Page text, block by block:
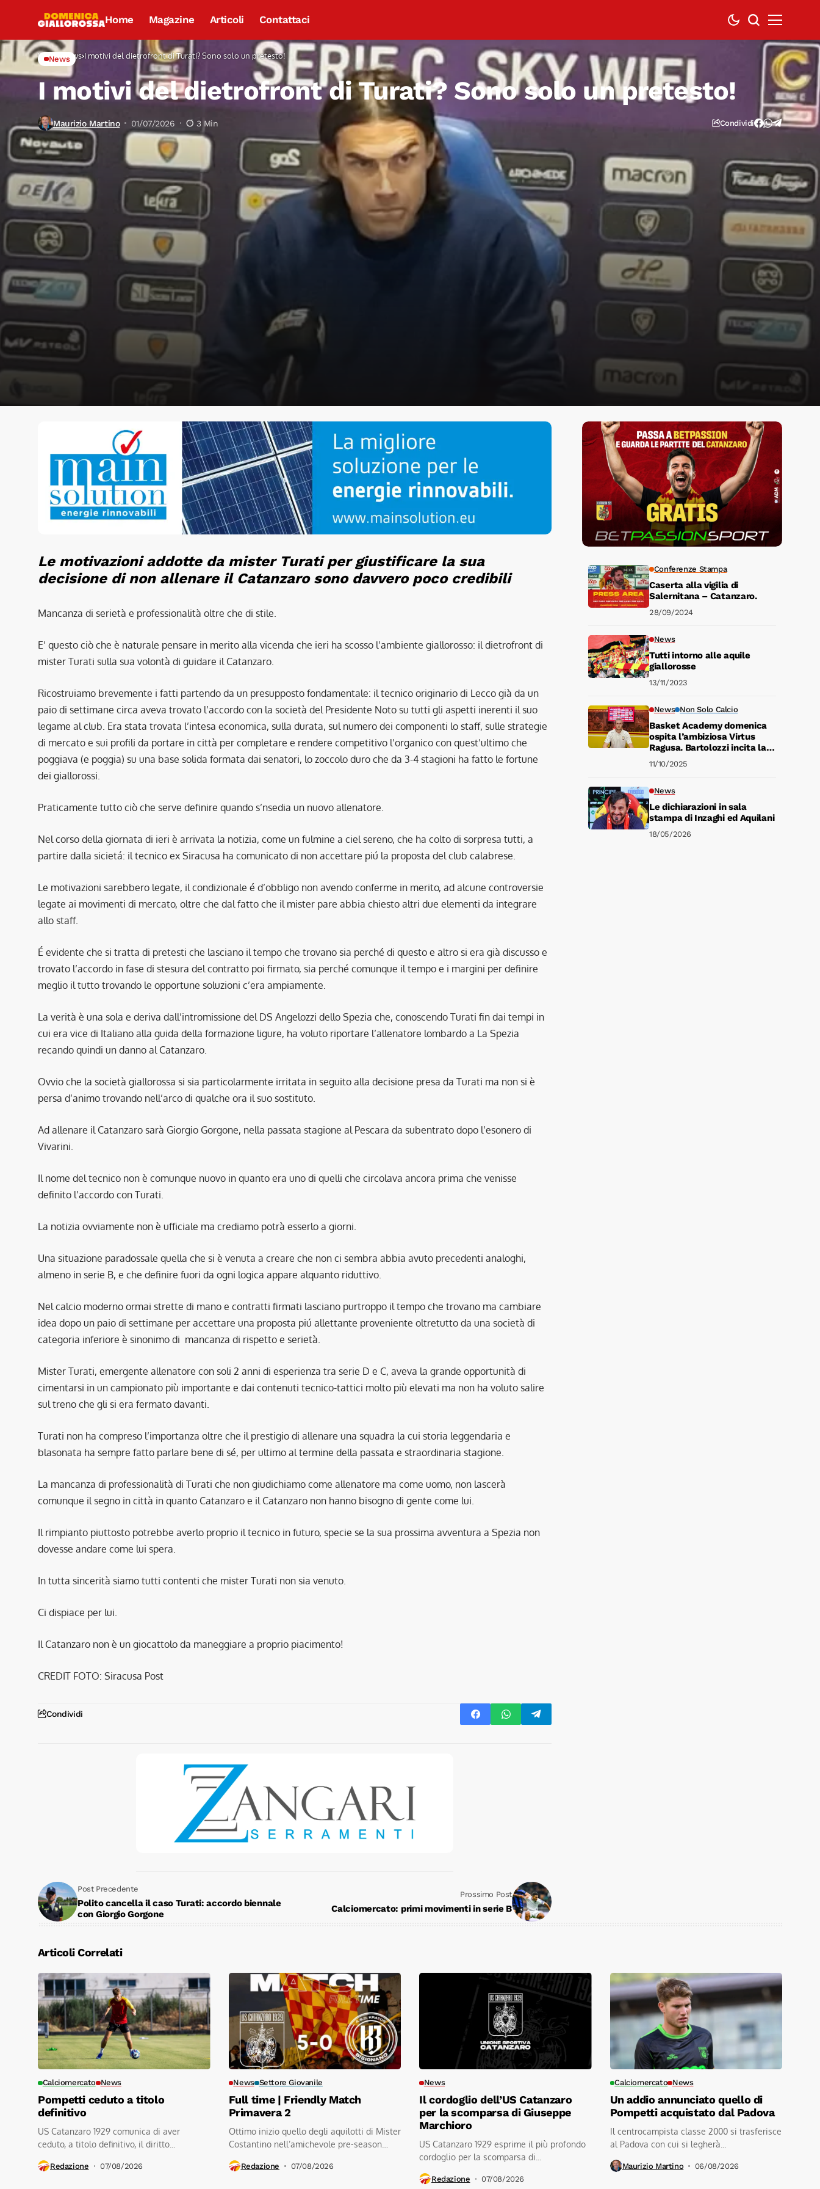
Home Magazine Articoli Contattaci
Home News I motivi del dietrofront di Turati? Sono solo un pretesto!
News
I motivi del dietrofront di Turati? Sono solo un pretesto!
Maurizio Martino 01/07/2026 3 Min Condividi
Le motivazioni addotte da mister Turati per giustificare la sua
decisione di non allenare il Catanzaro sono davvero poco credibili
Mancanza di serietà e professionalità oltre che di stile.
E’ questo ciò che è naturale pensare in merito alla vicenda che ieri ha scosso l’ambiente giallorosso: il dietrofront di
mister Turati sulla sua volontà di guidare il Catanzaro.
Ricostruiamo brevemente i fatti partendo da un presupposto fondamentale: il tecnico originario di Lecco già da un
paio di settimane circa aveva trovato l’accordo con la società del Presidente Noto su tutti gli aspetti inerenti il suo
legame al club. Era stata trovata l’intesa economica, sulla durata, sul numero dei componenti lo staff, sulle strategie
di mercato e sui profili da portare in città per completare e rendere competitivo l’organico con quest’ultimo che
poggiava (e poggia) su una base solida formata dai senatori, lo zoccolo duro che da 3-4 stagioni ha fatto le fortune
dei giallorossi.
Praticamente tutto ciò che serve definire quando s’nsedia un nuovo allenatore.
Nel corso della giornata di ieri è arrivata la notizia, come un fulmine a ciel sereno, che ha colto di sorpresa tutti, a
partire dalla sicietá: il tecnico ex Siracusa ha comunicato di non accettare piú la proposta del club calabrese.
Le motivazioni sarebbero legate, il condizionale é d’obbligo non avendo conferme in merito, ad alcune controversie
legate ai movimenti di mercato, oltre che dal fatto che il mister pare abbia chiesto altri due elementi da integrare
allo staff.
É evidente che si tratta di pretesti che lasciano il tempo che trovano sia perché di questo e altro si era già discusso e
trovato l’accordo in fase di stesura del contratto poi firmato, sia perché comunque il tempo e i margini per definire
meglio il tutto trovando le opportune soluzioni c’era ampiamente.
La verità è una sola e deriva dall’intromissione del DS Angelozzi dello Spezia che, conoscendo Turati fin dai tempi in
cui era vice di Italiano alla guida della formazione ligure, ha voluto riportare l’allenatore lombardo a La Spezia
recando quindi un danno al Catanzaro.
Ovvio che la società giallorossa si sia particolarmente irritata in seguito alla decisione presa da Turati ma non si è
persa d’animo trovando nell’arco di qualche ora il suo sostituto.
Ad allenare il Catanzaro sarà Giorgio Gorgone, nella passata stagione al Pescara da subentrato dopo l’esonero di
Vivarini.
Il nome del tecnico non è comunque nuovo in quanto era uno di quelli che circolava ancora prima che venisse
definito l’accordo con Turati.
La notizia ovviamente non è ufficiale ma crediamo potrà esserlo a giorni.
Una situazione paradossale quella che si è venuta a creare che non ci sembra abbia avuto precedenti analoghi,
almeno in serie B, e che definire fuori da ogni logica appare alquanto riduttivo.
Nel calcio moderno ormai strette di mano e contratti firmati lasciano purtroppo il tempo che trovano ma cambiare
idea dopo un paio di settimane per accettare una proposta piú allettante proveniente oltretutto da una società di
categoria inferiore è sinonimo di mancanza di rispetto e serietà.
Mister Turati, emergente allenatore con soli 2 anni di esperienza tra serie D e C, aveva la grande opportunità di
cimentarsi in un campionato più importante e dai contenuti tecnico-tattici molto più elevati ma non ha voluto salire
sul treno che gli si era fermato davanti.
Turati non ha compreso l’importanza oltre che il prestigio di allenare una squadra la cui storia leggendaria e
blasonata ha sempre fatto parlare bene di sé, per ultimo al termine della passata e straordinaria stagione.
La mancanza di professionalità di Turati che non giudichiamo come allenatore ma come uomo, non lascerà
comunque il segno in città in quanto Catanzaro e il Catanzaro non hanno bisogno di gente come lui.
Il rimpianto piuttosto potrebbe averlo proprio il tecnico in futuro, specie se la sua prossima avventura a Spezia non
dovesse andare come lui spera.
In tutta sincerità siamo tutti contenti che mister Turati non sia venuto.
Ci dispiace per lui.
Il Catanzaro non è un giocattolo da maneggiare a proprio piacimento!
CREDIT FOTO: Siracusa Post
Condividi
Post Precedente
Polito cancella il caso Turati: accordo biennale
con Giorgio Gorgone
Prossimo Post
Calciomercato: primi movimenti in serie B
Conferenze Stampa
Caserta alla vigilia di
Salernitana – Catanzaro.
28/09/2024
News
Tutti intorno alle aquile
giallorosse
13/11/2023
News Non Solo Calcio
Basket Academy domenica
ospita l’ambiziosa Virtus
Ragusa. Bartolozzi incita la
comunità del basket
catanzarese
11/10/2025
News
Le dichiarazioni in sala
stampa di Inzaghi ed Aquilani
18/05/2026
Articoli Correlati
Calciomercato News
Pompetti ceduto a titolo
definitivo
US Catanzaro 1929 comunica di aver
ceduto, a titolo definitivo, il diritto...
Redazione 07/08/2026
News Settore Giovanile
Full time | Friendly Match
Primavera 2
Ottimo inizio quello degli aquilotti di Mister
Costantino nell’amichevole pre-season
Redazione 07/08/2026
News
Il cordoglio dell’US Catanzaro
per la scomparsa di Giuseppe
Marchioro
US Catanzaro 1929 esprime il più profondo
cordoglio per la scomparsa di...
Redazione 07/08/2026
Calciomercato News
Un addio annunciato quello di
Pompetti acquistato dal Padova
Il centrocampista classe 2000 si trasferisce
al Padova con cui si legherà...
Maurizio Martino 06/08/2026